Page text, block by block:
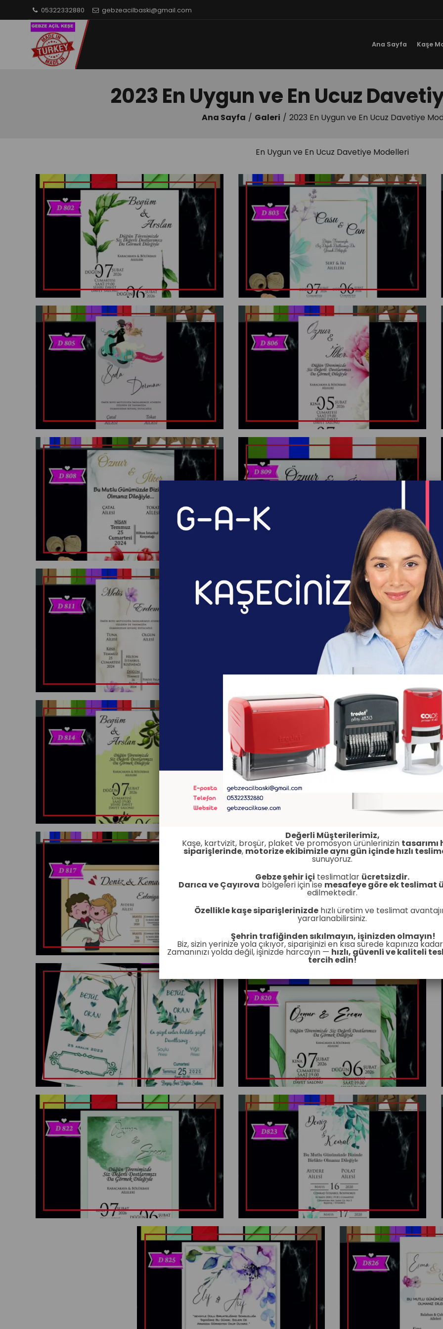
Değerli Müşterilerimiz,
Kaşe, kartvizit, broşür, plaket ve promosyon ürünlerinizin tasarımı
siparişlerinde, motorize ekibimizle aynı gün içinde hızlı
sunuyoruz.
Gebze şehir içi teslimatlar ücretsizdir.
Darıca ve Çayırova bölgeleri için ise mesafeye göre ek teslimat
edilmektedir.
Özellikle kaşe siparişlerinizde hızlı üretim ve teslimat
yararlanabilirsiniz.
Şehrin trafiğinden sıkılmayın, işinizden olmayın!
Biz, sizin yerinize yola çıkıyor, siparişinizi en kısa sürede kapınıza
Zamanınızı yolda değil, işinizde harcayın — hızlı, güvenli ve kaliteli
tercih edin!
05322332880 gebzeacilbaski@gmail.com
Ana Sayfa Kaşe
2023 En Uygun ve En Ucuz
Ana Sayfa Galeri 2023 En Uygun ve En Ucuz Davetiye
En Uygun ve En Ucuz Davetiye Modelleri